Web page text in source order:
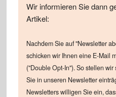
Wir informieren Sie dann
Artikel:
Nachdem Sie auf "Newsletter
schicken wir Ihnen eine E-Mail
("Double Opt-In"). So stellen
Sie in unseren Newsletter
Newsletters willigen Sie ein,